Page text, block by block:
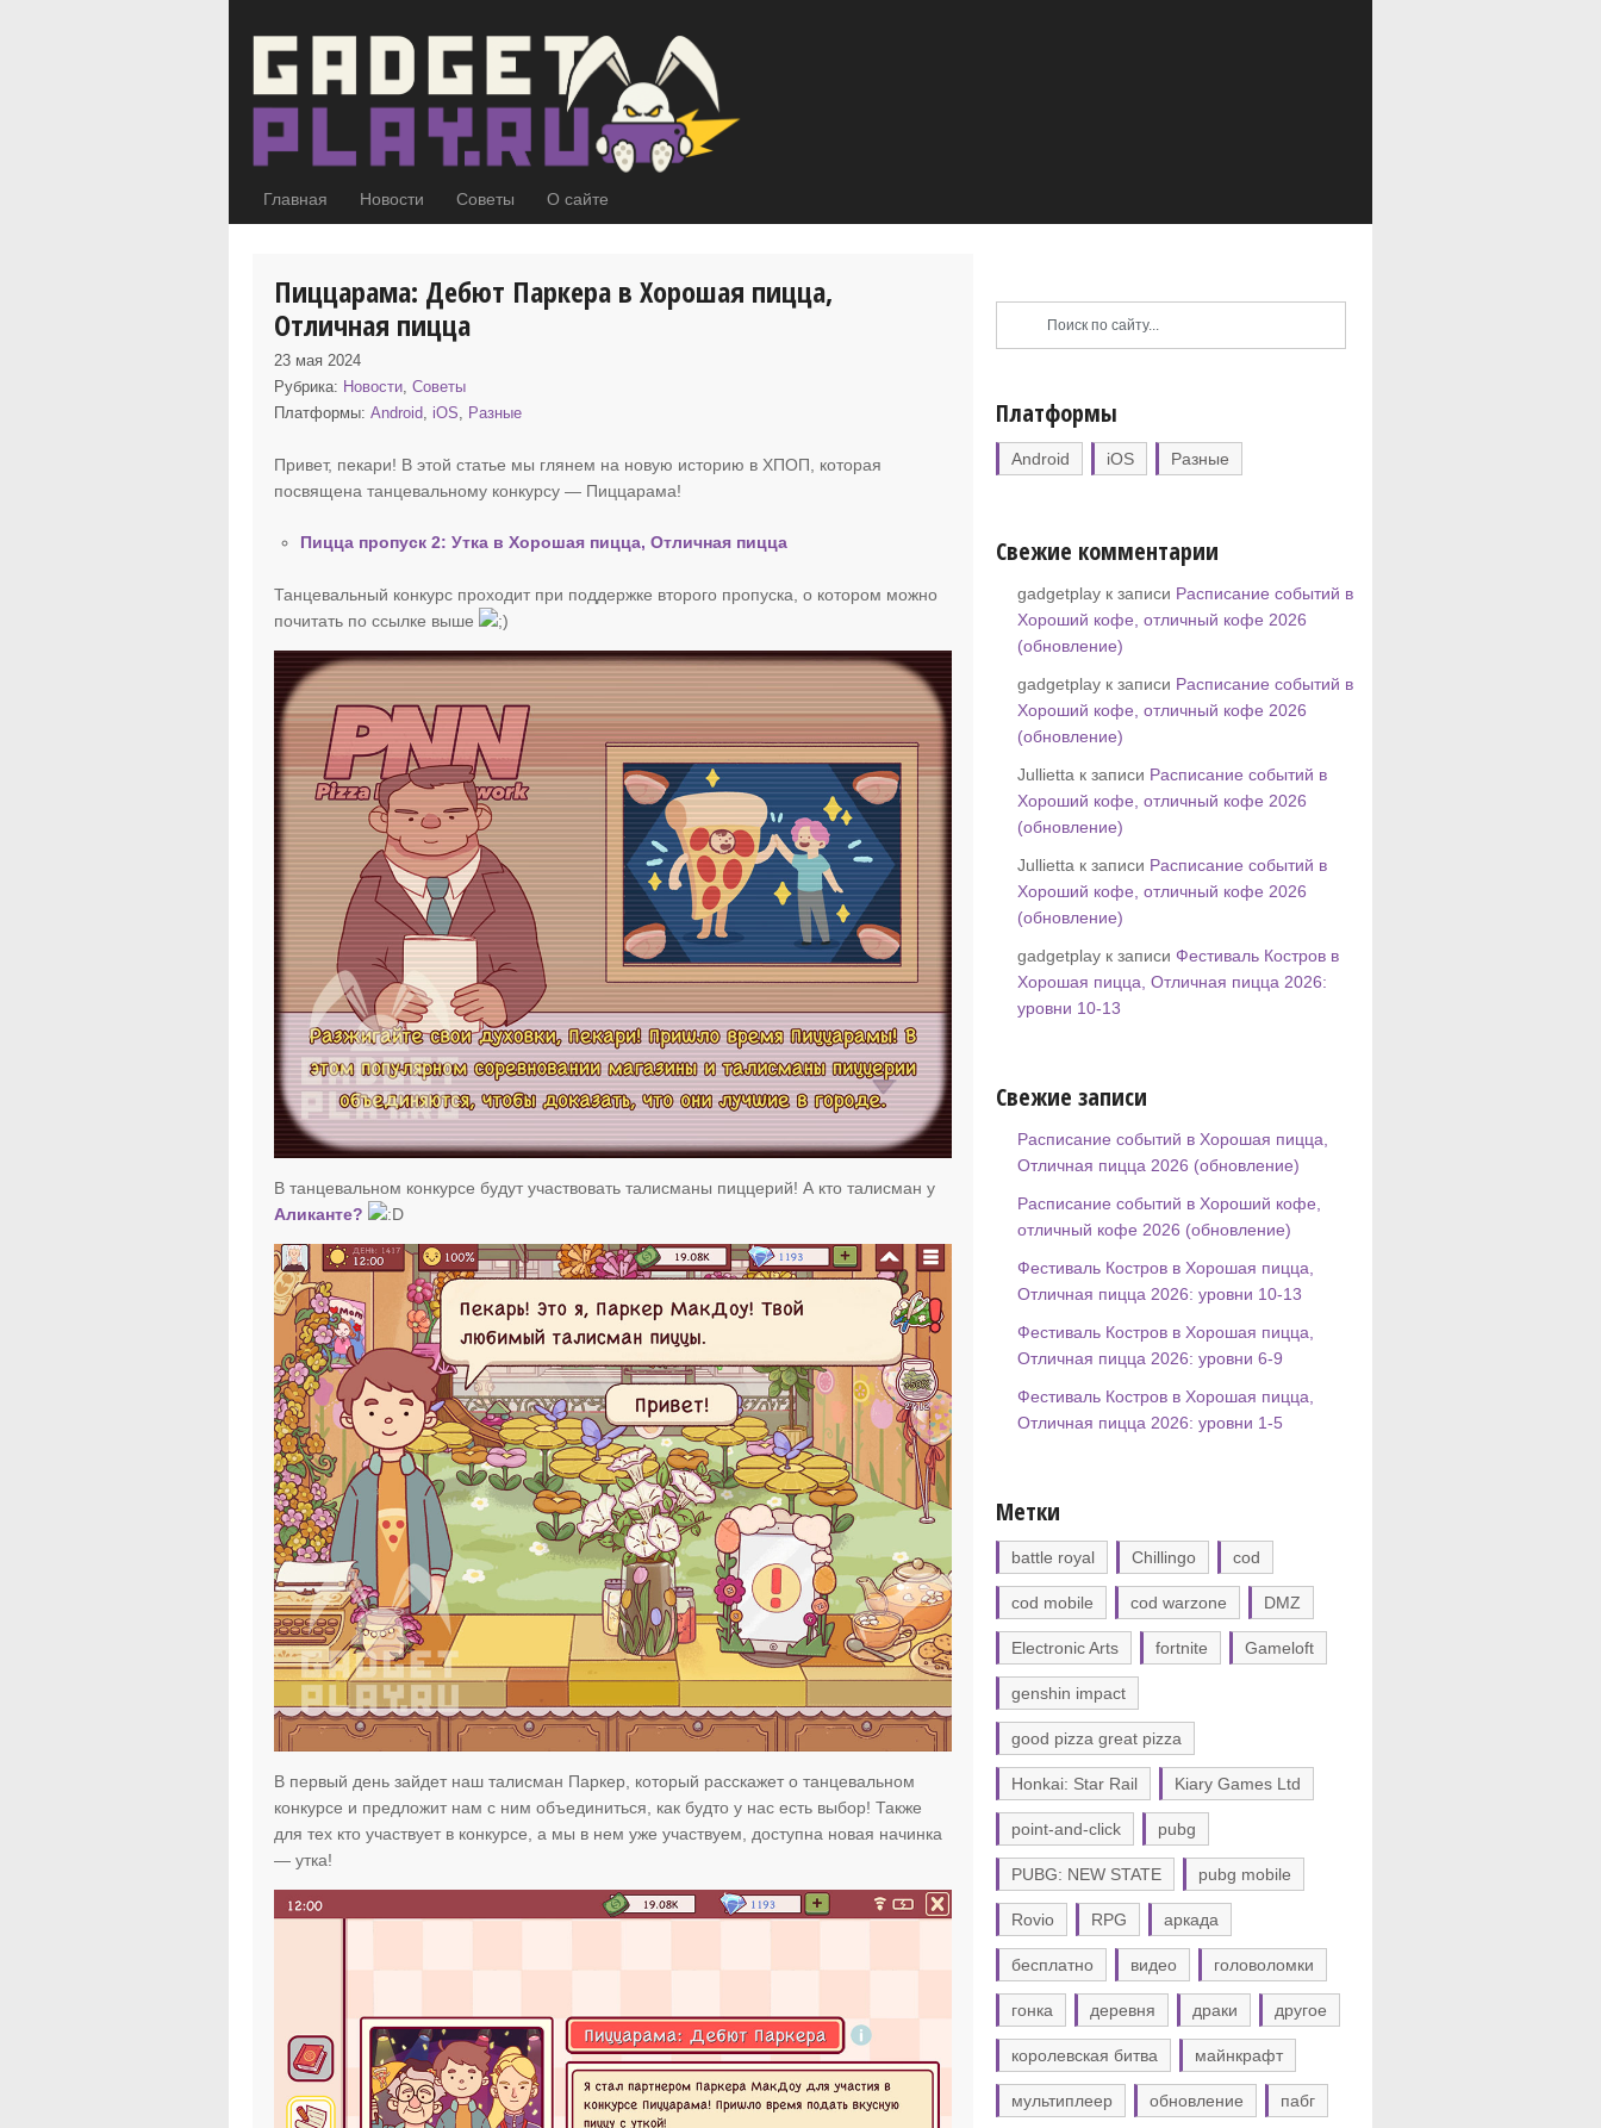
Главная Новости Советы О сайте
Пиццарама: Дебют Паркера в Хорошая пицца,
Отличная пицца
23 мая 2024
Рубрика: Новости,Советы
Платформы:Android, iOS, Разные
Привет, пекари! В этой статье мы глянем на новую историю в ХПОП , которая
посвящена танцевальному конкурсу — Пиццарама!
Пицца пропуск 2: Утка в Хорошая пицца, Отличная пицца
Танцевальный конкурс проходит при поддержке второго пропуска, о котором можно
почитать по ссылке выше
В танцевальном конкурсе будут участвовать талисманы пиццерий! А кто талисман у
Аликанте?
В первый день зайдет наш талисман Паркер, который расскажет о танцевальном
конкурсе и предложит нам с ним объединиться, как будто у нас есть выбор! Также
для тех кто участвует в конкурсе, а мы в нем уже участвуем, доступна новая начинка
— утка!
Платформы
Android iOS Разные
Свежие комментарии
gadgetplay к записи Расписание событий в
Хороший кофе, отличный кофе 2026
(обновление)
gadgetplay к записи Расписание событий в
Хороший кофе, отличный кофе 2026
(обновление)
Jullietta к записи Расписание событий в
Хороший кофе, отличный кофе 2026
(обновление)
Jullietta к записи Расписание событий в
Хороший кофе, отличный кофе 2026
(обновление)
gadgetplay к записи Фестиваль Костров в
Хорошая пицца, Отличная пицца 2026:
уровни 10-13
Свежие записи
Расписание событий в Хорошая пицца,
Отличная пицца 2026 (обновление)
Расписание событий в Хороший кофе,
отличный кофе 2026 (обновление)
Фестиваль Костров в Хорошая пицца,
Отличная пицца 2026: уровни 10-13
Фестиваль Костров в Хорошая пицца,
Отличная пицца 2026: уровни 6-9
Фестиваль Костров в Хорошая пицца,
Отличная пицца 2026: уровни 1-5
Метки
battle royal Chillingo cod
cod mobile cod warzone DMZ
Electronic Arts fortnite Gameloft
genshin impact
good pizza great pizza
Honkai: Star Rail Kiary Games Ltd
point-and-click pubg
PUBG: NEW STATE pubg mobile
Rovio RPG аркада
бесплатно видео головоломки
гонка деревня драки другое
королевская битва майнкрафт
мультиплеер обновление пабг